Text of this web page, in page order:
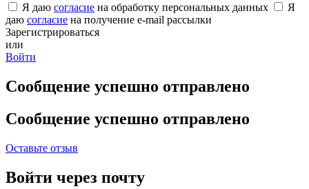
Я даю согласие на обработку персональных данных
Я
даю согласие на получение e-mail рассылки
Зарегистрироваться
или
Войти
Сообщение успешно отправлено
Сообщение успешно отправлено
Оставьте отзыв
Войти через почту